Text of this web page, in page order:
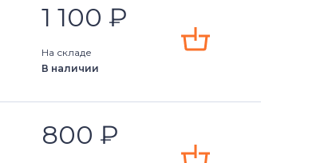
1 100 ₽
На складе
В наличии
800 ₽